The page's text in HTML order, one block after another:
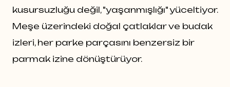
kusursuzluğu değil, "yaşanmışlığı" yüceltiyor.
Meşe üzerindeki doğal çatlaklar ve budak
izleri, her parke parçasını benzersiz bir
parmak izine dönüştürüyor.